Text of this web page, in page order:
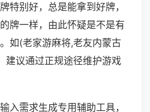
特别好，总是能拿到好牌，
牌一样，由此怀疑是不是有
如(老家游麻将,老友内蒙古
建议通过正规途径维护游戏
入需求生成专用辅助工具，